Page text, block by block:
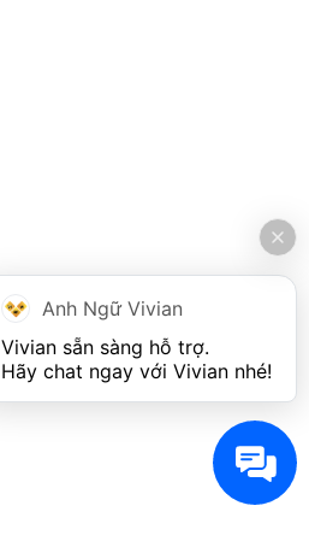
Anh Ngữ Vivian
Vivian sẵn sàng hỗ trợ.
Hãy chat ngay với Vivian nhé!